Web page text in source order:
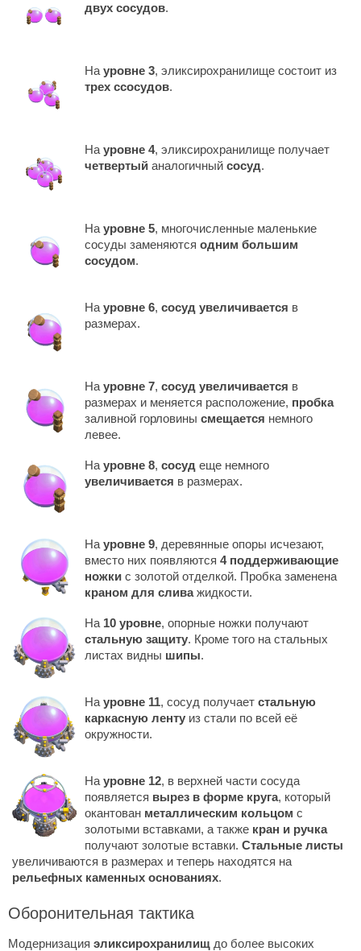
двух сосудов.
На уровне 3, эликсирохранилище состоит из
трех cсосудов.
На уровне 4, эликсирохранилище получает
четвертый аналогичный сосуд.
На уровне 5, многочисленные маленькие
сосуды заменяются одним большим
сосудом.
На уровне 6, сосуд увеличивается в
размерах.
На уровне 7, сосуд увеличивается в
размерах и меняется расположение, пробка
заливной горловины смещается немного
левее.
На уровне 8, сосуд еще немного
увеличивается в размерах.
На уровне 9, деревянные опоры исчезают,
вместо них появляются 4 поддерживающие
ножки с золотой отделкой. Пробка заменена
краном для сливажидкости.
На 10 уровне, опорные ножки получают
стальную защиту. Кроме того на стальных
листах видны шипы.
На уровне 11, сосуд получает стальную
каркасную ленту из стали по всей её
окружности.
На уровне 12, в верхней части сосуда
появляется вырез в форме круга, который
окантован металлическим кольцом с
золотыми вставками, а также кран и ручка
получают золотые вставки. Стальные листы
увеличиваются в размерах и теперь находятся на
рельефных каменных основаниях.
Оборонительная тактика
Модернизация эликсирохранилищ до более высоких